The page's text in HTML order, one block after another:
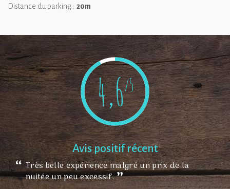
et local, nécessaire à boissons chaudes.
Distance du parking : 20m
4,6/5
Avis positif récent
Très belle expérience malgré un prix de la
nuitée un peu excessif.